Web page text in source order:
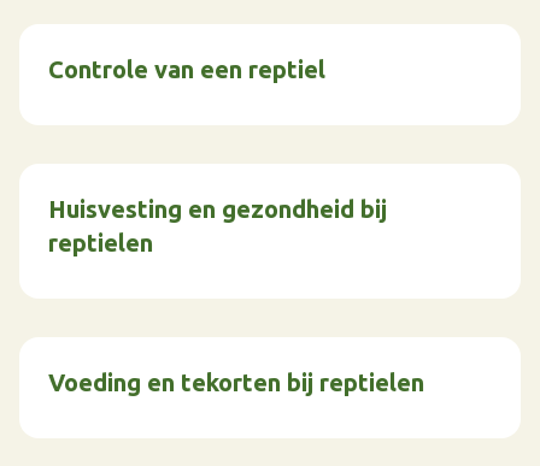
Controle van een reptiel
Huisvesting en gezondheid bij
reptielen
Voeding en tekorten bij reptielen